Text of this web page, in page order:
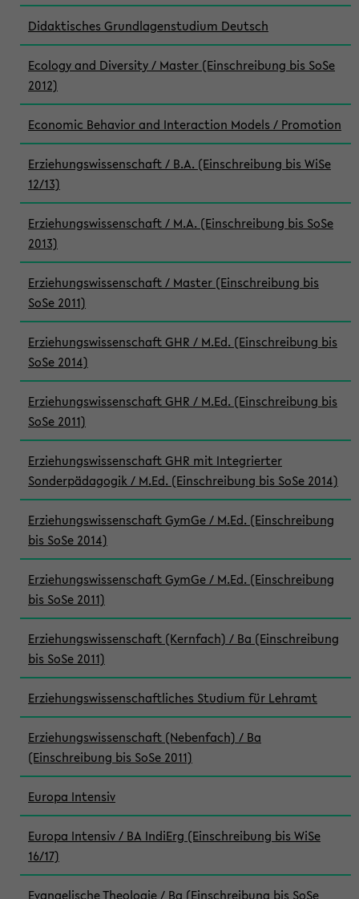
Didaktisches Grundlagenstudium Deutsch
Ecology and Diversity / Master (Einschreibung bis SoSe
2012)
Economic Behavior and Interaction Models / Promotion
Erziehungswissenschaft / B.A. (Einschreibung bis WiSe
12/13)
Erziehungswissenschaft / M.A. (Einschreibung bis SoSe
2013)
Erziehungswissenschaft / Master (Einschreibung bis
SoSe 2011)
Erziehungswissenschaft GHR / M.Ed. (Einschreibung bis
SoSe 2014)
Erziehungswissenschaft GHR / M.Ed. (Einschreibung bis
SoSe 2011)
Erziehungswissenschaft GHR mit Integrierter
Sonderpädagogik / M.Ed. (Einschreibung bis SoSe 2014)
Erziehungswissenschaft GymGe / M.Ed. (Einschreibung
bis SoSe 2014)
Erziehungswissenschaft GymGe / M.Ed. (Einschreibung
bis SoSe 2011)
Erziehungswissenschaft (Kernfach) / Ba (Einschreibung
bis SoSe 2011)
Erziehungswissenschaftliches Studium für Lehramt
Erziehungswissenschaft (Nebenfach) / Ba
(Einschreibung bis SoSe 2011)
Europa Intensiv
Europa Intensiv / BA IndiErg (Einschreibung bis WiSe
16/17)
Evangelische Theologie / Ba (Einschreibung bis SoSe